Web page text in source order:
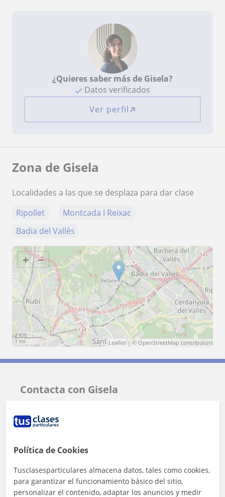
¿Quieres saber más de Gisela?
Datos verificados
Ver perfil
Zona de Gisela
Localidades a las que se desplaza para dar clase
Ripollet
Montcada I Reixac
Badia del Vallès
+ −
2 km
1 mi
Leaflet| © OpenStreetMap contributors
Contacta con Gisela
Tarifa
Política de Cookies
Tusclasesparticulares almacena datos, tales como cookies,
para garantizar el funcionamiento básico del sitio,
personalizar el contenido, adaptar los anuncios y medir